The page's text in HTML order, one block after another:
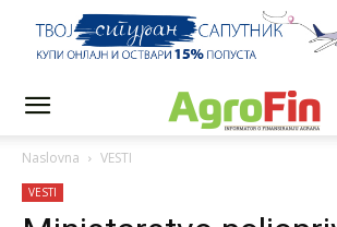
Naslovna VESTI
VESTI